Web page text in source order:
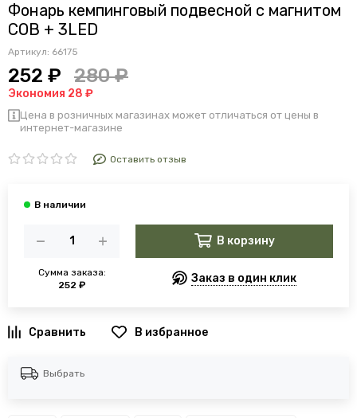
Фонарь кемпинговый подвесной с магнитом
COB + 3LED
Артикул: 66175
252 ₽ 280 ₽
Экономия 28 ₽
Цена в розничных магазинах может отличаться от цены в
интернет-магазине
Оставить отзыв
Сумма заказа:
252 ₽
В корзину
Заказ в один клик
В избранное
Выбрать